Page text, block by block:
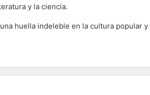
y la ciencia.
huella indeleble en la cultura popular y